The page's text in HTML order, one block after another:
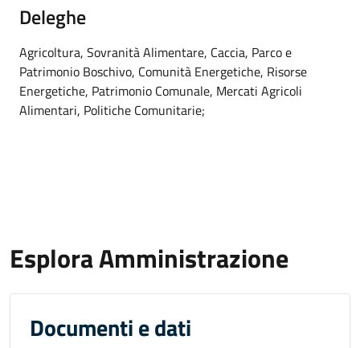
Deleghe
Agricoltura, Sovranità Alimentare, Caccia, Parco e
Patrimonio Boschivo, Comunità Energetiche, Risorse
Energetiche, Patrimonio Comunale, Mercati Agricoli
Alimentari, Politiche Comunitarie;
Esplora Amministrazione
Documenti e dati